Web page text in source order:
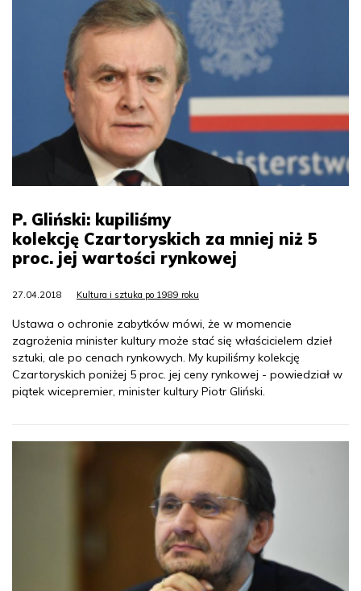
P. Gliński: kupiliśmy
kolekcję Czartoryskich za mniej niż 5
proc. jej wartości rynkowej
27.04.2018 Kultura i sztuka po 1989 roku
Ustawa o ochronie zabytków mówi, że w momencie
zagrożenia minister kultury może stać się właścicielem dzieł
sztuki, ale po cenach rynkowych. My kupiliśmy kolekcję
Czartoryskich poniżej 5 proc. jej ceny rynkowej - powiedział w
piątek wicepremier, minister kultury Piotr Gliński.